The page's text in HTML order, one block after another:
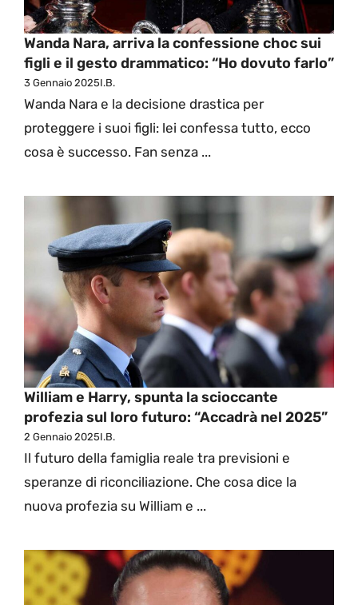
Wanda Nara, arriva la confessione choc sui
figli e il gesto drammatico: “Ho dovuto farlo”
3 Gennaio 2025I.B.
Wanda Nara e la decisione drastica per
proteggere i suoi figli: lei confessa tutto, ecco
cosa è successo. Fan senza ...
William e Harry, spunta la scioccante
profezia sul loro futuro: “Accadrà nel 2025”
2 Gennaio 2025I.B.
Il futuro della famiglia reale tra previsioni e
speranze di riconciliazione. Che cosa dice la
nuova profezia su William e ...